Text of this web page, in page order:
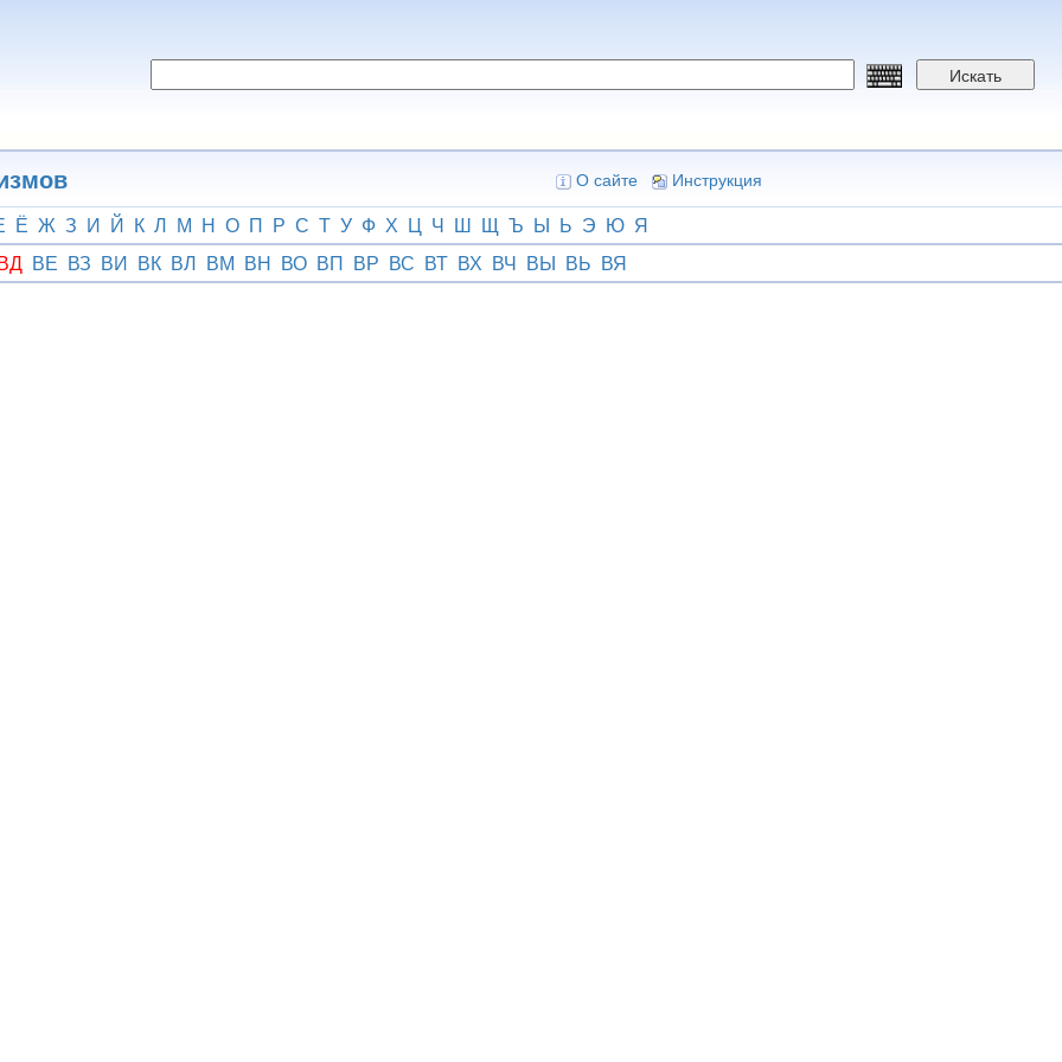
Искать
О сайте Инструкция
Ё Ж З И Й К Л М Н О П Р С Т У Ф Х Ц Ч Ш Щ Ъ Ы Ь Э Ю Я
ВЕ ВЗ ВИ ВК ВЛ ВМ ВН ВО ВП ВР ВС ВТ ВХ ВЧ ВЫ ВЬ ВЯ